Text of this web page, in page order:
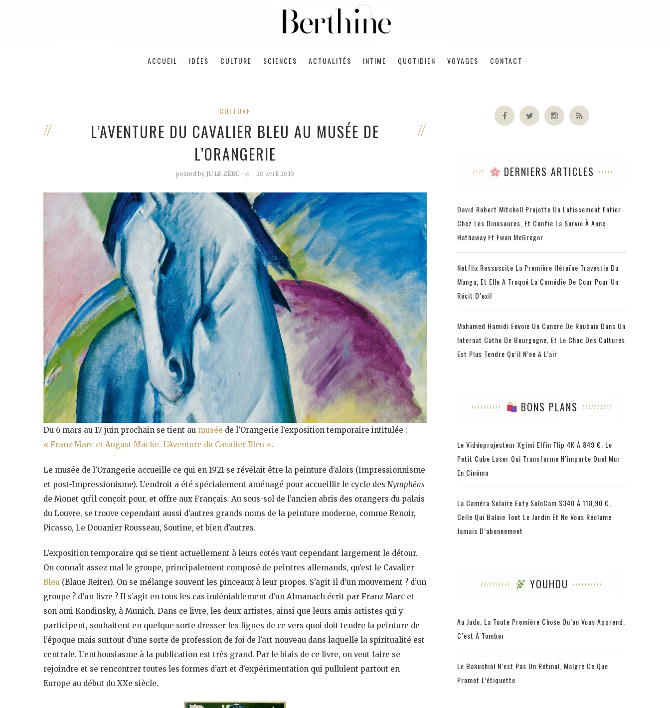
ACCUEIL IDÉES CULTURE SCIENCES ACTUALITÉS INTIME QUOTIDIEN VOYAGES CONTACT
CULTURE
L’AVENTURE DU CAVALIER BLEU AU MUSÉE DE
L’ORANGERIE
posted byJU LE ZÉBU 20 avril 2019
Du 6 mars au 17 juin prochain se tient au musée de l’Orangerie l’exposition temporaire intitulée :
« Franz Marc et August Macke. L’Aventure du Cavalier Bleu ».
Le musée de l’Orangerie accueille ce qui en 1921 se révélait être la peinture d’alors (Impressionnisme
et post-Impressionisme). L’endroit a été spécialement aménagé pour accueillir le cycle des Nymphéas
de Monet qu’il conçoit pour, et offre aux Français. Au sous-sol de l’ancien abris des orangers du palais
du Louvre, se trouve cependant aussi d’autres grands noms de la peinture moderne, comme Renoir,
Picasso, Le Douanier Rousseau, Soutine, et bien d’autres.
L’exposition temporaire qui se tient actuellement à leurs cotés vaut cependant largement le détour.
On connaît assez mal le groupe, principalement composé de peintres allemands, qu’est le Cavalier
Bleu (Blaue Reiter). On se mélange souvent les pinceaux à leur propos. S’agit-il d’un mouvement ? d’un
groupe ? d’un livre ? Il s’agit en tous les cas indéniablement d’un Almanach écrit par Franz Marc et
son ami Kandinsky, à Munich. Dans ce livre, les deux artistes, ainsi que leurs amis artistes qui y
participent, souhaitent en quelque sorte dresser les lignes de ce vers quoi doit tendre la peinture de
l’époque mais surtout d’une sorte de profession de foi de l’art nouveau dans laquelle la spiritualité est
centrale. L’enthousiasme à la publication est très grand. Par le biais de ce livre, on veut faire se
rejoindre et se rencontrer toutes les formes d’art et d’expérimentation qui pullulent partout en
Europe au début du XXe siècle.
DERNIERS ARTICLES
David Robert Mitchell Projette Un Lotissement Entier
Chez Les Dinosaures, Et Confie La Survie À Anne
Hathaway Et Ewan McGregor
Netflix Ressuscite La Première Héroïne Travestie Du
Manga, Et Elle A Troqué La Comédie De Cour Pour Un
Récit D’exil
Mohamed Hamidi Envoie Un Cancre De Roubaix Dans Un
Internat Catho De Bourgogne, Et Le Choc Des Cultures
Est Plus Tendre Qu’il N’en A L’air
BONS PLANS
Le Vidéoprojecteur Xgimi Elfin Flip 4K À 849 €, Le
Petit Cube Laser Qui Transforme N’importe Quel Mur
En Cinéma
La Caméra Solaire Eufy SoloCam S340 À 118,90 €,
Celle Qui Balaie Tout Le Jardin Et Ne Vous Réclame
Jamais D’abonnement
YOUHOU
Au Judo, La Toute Première Chose Qu’on Vous Apprend,
C’est À Tomber
Le Bakuchiol N’est Pas Un Rétinol, Malgré Ce Que
Promet L’étiquette